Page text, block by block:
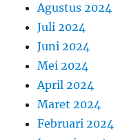
Agustus 2024
Juli 2024
Juni 2024
Mei 2024
April 2024
Maret 2024
Februari 2024